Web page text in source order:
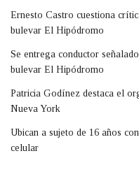
Ernesto Castro cuestiona
bulevar El Hipódromo
Se entrega conductor
bulevar El Hipódromo
Patricia Godínez destaca el
Nueva York
Ubican a sujeto de 16 años
celular